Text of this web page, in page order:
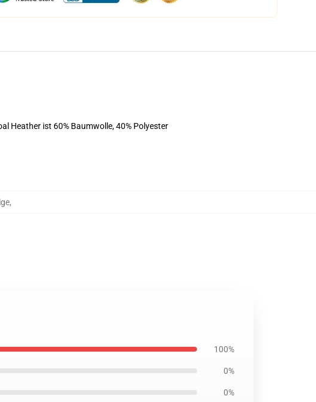
Heather ist 60% Baumwolle, 40% Polyester
,
100%
0%
0%